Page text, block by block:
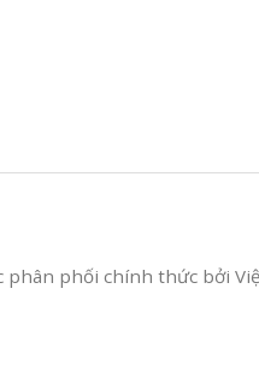
phân phối chính thức bởi